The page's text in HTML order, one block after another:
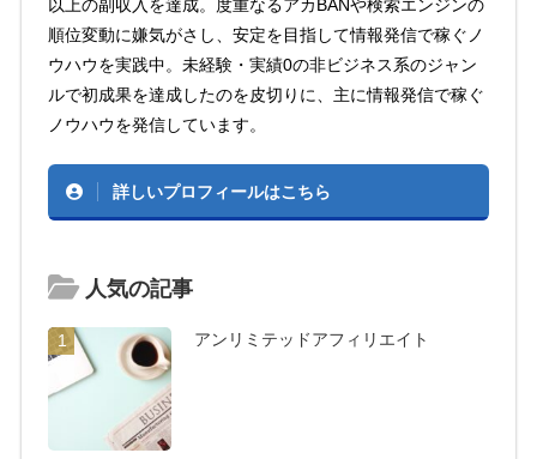
以上の副収入を達成。度重なるアカBANや検索エンジンの
順位変動に嫌気がさし、安定を目指して情報発信で稼ぐノ
ウハウを実践中。未経験・実績0の非ビジネス系のジャン
ルで初成果を達成したのを皮切りに、主に情報発信で稼ぐ
ノウハウを発信しています。
詳しいプロフィールはこちら
人気の記事
1 アンリミテッドアフィリエイト